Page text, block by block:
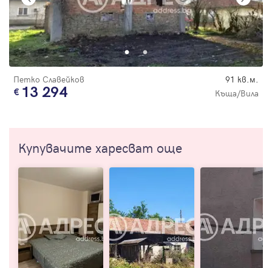
Петко Славейков 91 кв.м.
13 294 Къща/Вила
Купувачите харесват още